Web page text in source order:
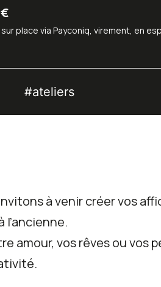
place via Payconiq, virement, en
#ateliers
à venir créer vos
amour, vos rêves ou vos